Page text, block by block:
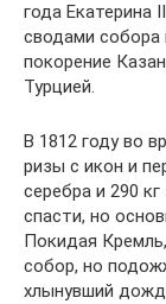
года Екатерина
сводами собора
покорение
Турцией.
В 1812 году во
ризы с икон и
серебра и 290
спасти, но
Покидая
собор, но
хлынувший